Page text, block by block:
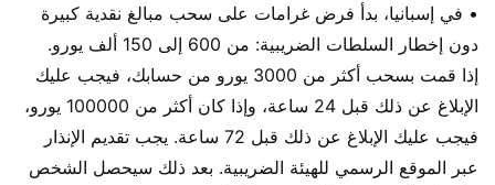
• في إسبانيا، بدأ فرض غرامات على سحب مبالغ نقدية كبيرة
دون إخطار السلطات الضريبية: من 600 إلى 150 ألف يورو.
إذا قمت بسحب أكثر من 3000 يورو من حسابك، فيجب عليك
الإبلاغ عن ذلك قبل 24 ساعة، وإذا كان أكثر من 100000 يورو،
فيجب عليك الإبلاغ عن ذلك قبل 72 ساعة. يجب تقديم الإنذار
عبر الموقع الرسمي للهيئة الضريبية. بعد ذلك سيحصل الشخص